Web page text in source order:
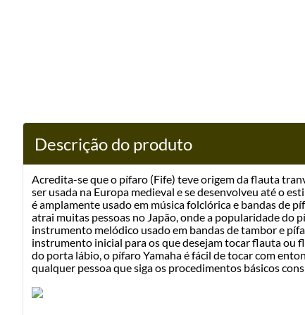
Descrição do produto
Acredita-se que o pífaro (Fife) teve origem da flauta
ser usada na Europa medieval e se desenvolveu até o
é amplamente usado em música folclórica e bandas de
atrai muitas pessoas no Japão, onde a popularidade do
instrumento melódico usado em bandas de tambor e
instrumento inicial para os que desejam tocar flauta ou
do porta lábio, o pífaro Yamaha é fácil de tocar com
qualquer pessoa que siga os procedimentos básicos